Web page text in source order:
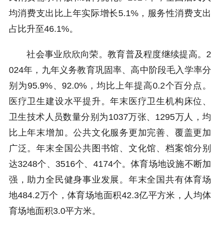
均消费支出比上年实际增长5.1%，服务性消费支出
占比升至46.1%。
社会事业欣欣向荣。教育普及程度继续提高。2
024年，九年义务教育巩固率、高中阶段毛入学率分
别为95.9%、92.0%，均比上年提高0.2个百分点。
医疗卫生建设水平提升。年末医疗卫生机构床位、
卫生技术人员数量分别为1037万张、1295万人，均
比上年末增加。公共文化服务更加完善、覆盖更加
广泛。年末全国公共图书馆、文化馆、档案馆分别
达3248个、3516个、4174个。体育场地设施不断加
强，助力全民健身事业发展。年末全国共有体育场
地484.2万个，体育场地面积42.3亿平方米，人均体
育场地面积3.0平方米。